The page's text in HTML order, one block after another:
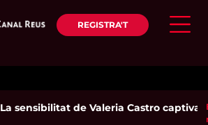
REGISTRA'T
La sensibilitat de Valeria Castro captiva